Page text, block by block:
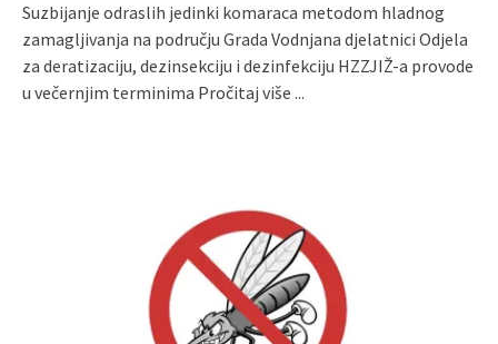
Suzbijanje odraslih jedinki komaraca metodom hladnog
zamagljivanja na području Grada Vodnjana djelatnici Odjela
za deratizaciju, dezinsekciju i dezinfekciju HZZJIŽ-a provode
u večernjim terminima Pročitaj više ...